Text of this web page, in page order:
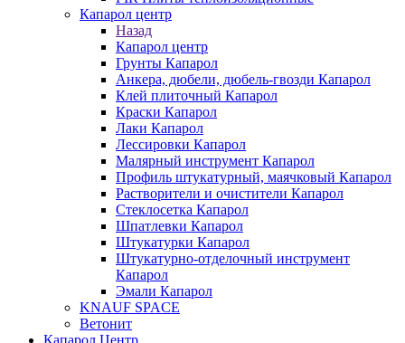
Капарол центр
Назад
Капарол центр
Грунты Капарол
Анкера, дюбели, дюбель-гвозди Капарол
Клей плиточный Капарол
Краски Капарол
Лаки Капарол
Лессировки Капарол
Малярный инструмент Капарол
Профиль штукатурный, маячковый Капарол
Растворители и очистители Капарол
Cтеклосетка Капарол
Шпатлевки Капарол
Штукатурки Капарол
Штукатурно-отделочный инструмент
Капарол
Эмали Капарол
KNAUF SPACE
Ветонит
Капарол Центр